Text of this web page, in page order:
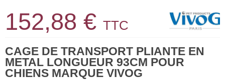
152,88 € TTC
CAGE DE TRANSPORT PLIANTE EN
METAL LONGUEUR 93CM POUR
CHIENS MARQUE VIVOG